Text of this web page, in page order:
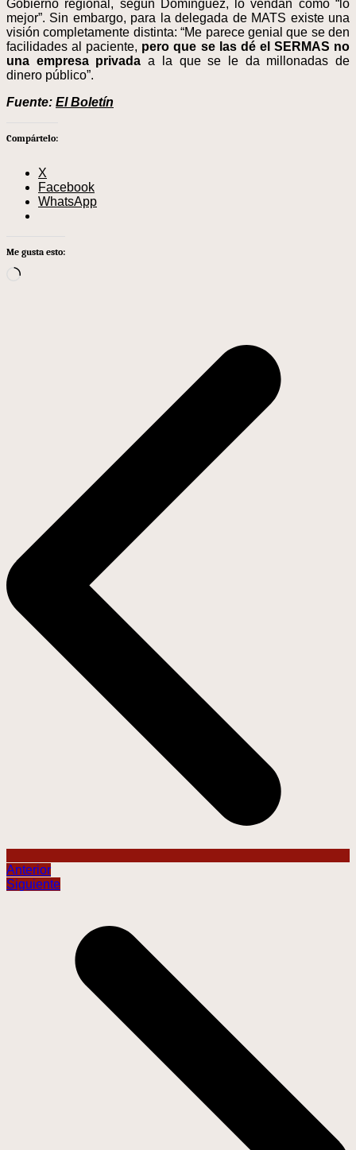
Gobierno regional, según Domínguez, lo vendan como “lo
mejor”. Sin embargo, para la delegada de MATS existe una
visión completamente distinta: “Me parece genial que se den
facilidades al paciente, pero que se las dé el SERMAS no
una empresa privada a la que se le da millonadas de
dinero público”.
Fuente: El Boletín
Compártelo:
X
Facebook
WhatsApp
Me gusta esto:
Cargando...
Anterior
Siguiente